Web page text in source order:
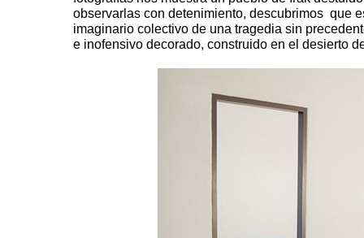
observarlas con detenimiento, descubrimos que
imaginario colectivo de una tragedia sin
e inofensivo decorado, construido en el desierto